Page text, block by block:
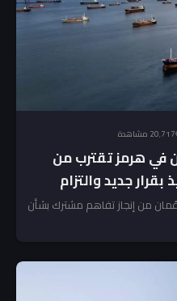
20٬717 مشاهدة
في هرمز تقترب من
جديد والتزام
عُمان من إنجاز تفاهم مشترك بشأن